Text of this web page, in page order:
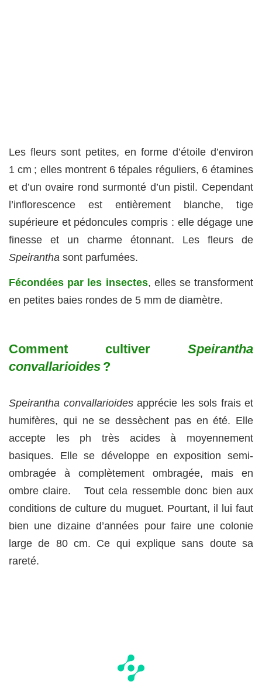
Les fleurs sont petites, en forme d’étoile d’environ
1 cm ; elles montrent 6 tépales réguliers, 6 étamines
et d’un ovaire rond surmonté d’un pistil. Cependant
l’inflorescence est entièrement blanche, tige
supérieure et pédoncules compris : elle dégage une
finesse et un charme étonnant. Les fleurs de
Speirantha sont parfumées.
Fécondées par les insectes, elles se transforment
en petites baies rondes de 5 mm de diamètre.
Comment cultiver Speirantha
convallarioides ?
Speirantha convallarioidesapprécie les sols frais et
humifères, qui ne se dessèchent pas en été. Elle
accepte les ph très acides à moyennement
basiques. Elle se développe en exposition semi-
ombragée à complètement ombragée, mais en
ombre claire. Tout cela ressemble donc bien aux
conditions de culture du muguet. Pourtant, il lui faut
bien une dizaine d’années pour faire une colonie
large de 80 cm. Ce qui explique sans doute sa
rareté.